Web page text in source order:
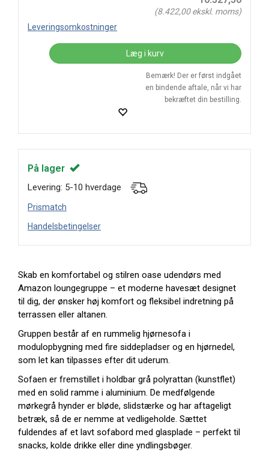
(8.422,00ekskl. moms)
Leveringsomkostninger
Læg i kurv
Bemærk! Der er først indgået
en bindende aftale, når vi har
bekræftet din bestilling.
På lager
Levering: 5-10 hverdage
Prismatch
Handelsbetingelser
Skab en komfortabel og stilren oase udendørs med
Amazon loungegruppe – et moderne havesæt designet
til dig, der ønsker høj komfort og fleksibel indretning på
terrassen eller altanen.
Gruppen består af en rummelig hjørnesofa i
modulopbygning med fire siddepladser og en hjørnedel,
som let kan tilpasses efter dit uderum.
Sofaen er fremstillet i holdbar grå polyrattan (kunstflet)
med en solid ramme i aluminium. De medfølgende
mørkegrå hynder er bløde, slidstærke og har aftageligt
betræk, så de er nemme at vedligeholde. Sættet
fuldendes af et lavt sofabord med glasplade – perfekt til
snacks, kolde drikke eller dine yndlingsbøger.